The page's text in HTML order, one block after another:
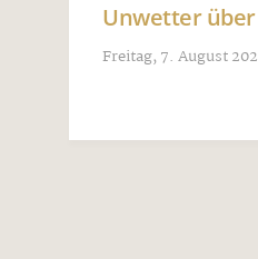
Unwetter über
Freitag, 7. August